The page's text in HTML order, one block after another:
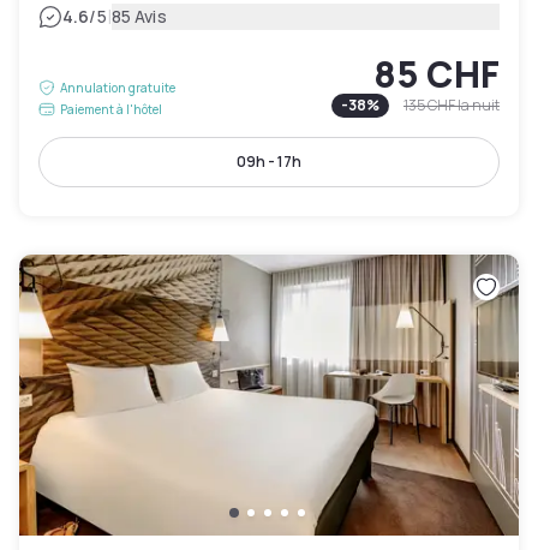
4.6/5|85 Avis
Annulation gratuite
Paiement à l'hôtel
85 CHF
-38% 135 CHFla nuit
09h - 17h